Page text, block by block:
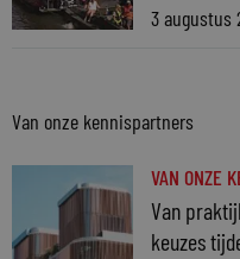
3 augustus
Van onze kennispartners
VAN ONZE
Van
keuzes